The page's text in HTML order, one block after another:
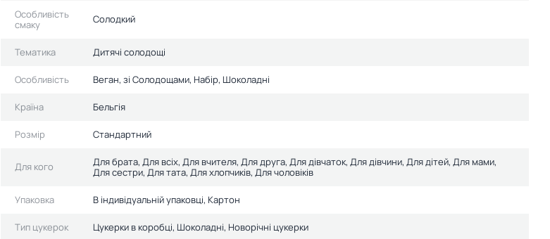
Особливість
смаку
Солодкий
Тематика Дитячі солодощі
Особливість Веган, зі Солодощами, Набір, Шоколадні
Країна Бельгія
Розмір Стандартний
Для кого
Для брата, Для всіх, Для вчителя, Для друга, Для дівчаток, Для дівчини, Для дітей, Для мами,
Для сестри, Для тата, Для хлопчиків, Для чоловіків
Упаковка В індивідуальній упаковці, Картон
Тип цукерок Цукерки в коробці, Шоколадні, Новорічні цукерки